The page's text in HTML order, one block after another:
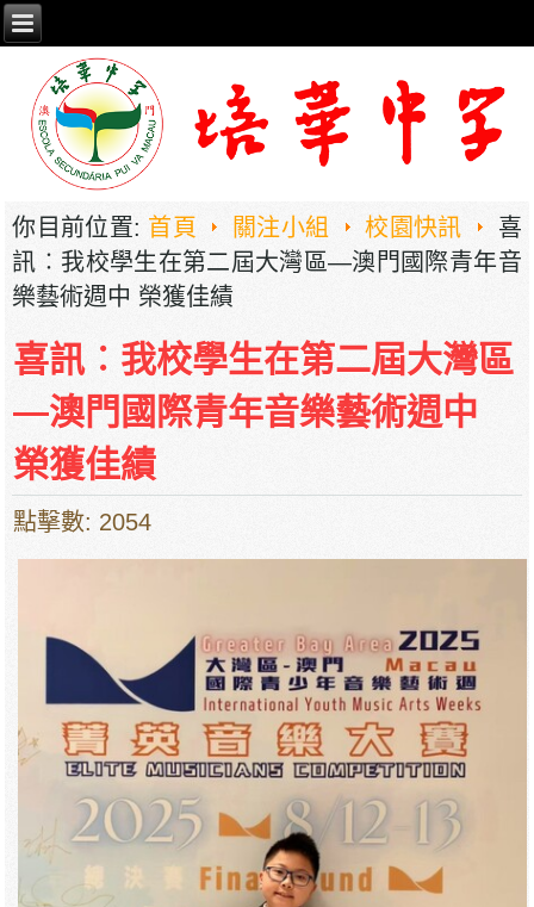
你目前位置: 首頁 關注小組 校園快訊
喜
訊︰我校學生在第二屆大灣區―澳門國際青年音
樂藝術週中 榮獲佳績
喜訊︰我校學生在第二屆大灣區
―澳門國際青年音樂藝術週中
榮獲佳績
點擊數: 2054